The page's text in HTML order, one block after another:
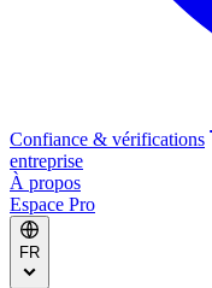
Confiance & vérifications
entreprise
À propos
Espace Pro
FR